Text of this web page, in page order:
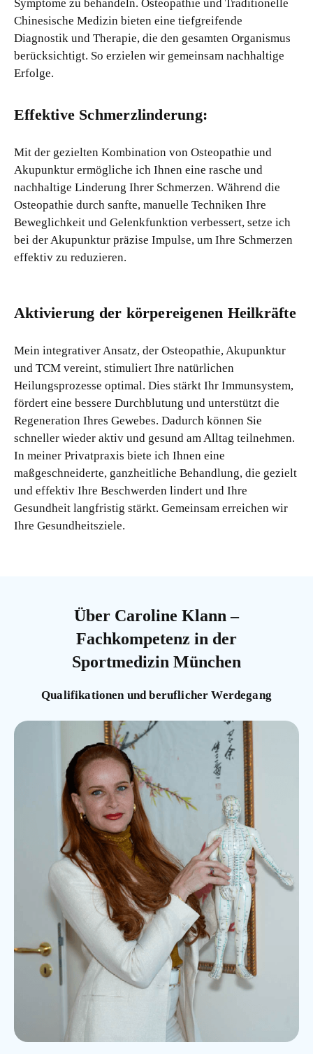
Symptome zu behandeln. Osteopathie und Traditionelle
Chinesische Medizin bieten eine tiefgreifende
Diagnostik und Therapie, die den gesamten Organismus
berücksichtigt. So erzielen wir gemeinsam nachhaltige
Erfolge.
Effektive Schmerzlinderung:
Mit der gezielten Kombination von Osteopathie und
Akupunktur ermögliche ich Ihnen eine rasche und
nachhaltige Linderung Ihrer Schmerzen. Während die
Osteopathie durch sanfte, manuelle Techniken Ihre
Beweglichkeit und Gelenkfunktion verbessert, setze ich
bei der Akupunktur präzise Impulse, um Ihre Schmerzen
effektiv zu reduzieren.
Aktivierung der körpereigenen Heilkräfte
Mein integrativer Ansatz, der Osteopathie, Akupunktur
und TCM vereint, stimuliert Ihre natürlichen
Heilungsprozesse optimal. Dies stärkt Ihr Immunsystem,
fördert eine bessere Durchblutung und unterstützt die
Regeneration Ihres Gewebes. Dadurch können Sie
schneller wieder aktiv und gesund am Alltag teilnehmen.
In meiner Privatpraxis biete ich Ihnen eine
maßgeschneiderte, ganzheitliche Behandlung, die gezielt
und effektiv Ihre Beschwerden lindert und Ihre
Gesundheit langfristig stärkt. Gemeinsam erreichen wir
Ihre Gesundheitsziele.
Über Caroline Klann –
Fachkompetenz in der
Sportmedizin München
Qualifikationen und beruflicher Werdegang